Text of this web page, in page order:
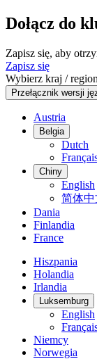
Dołącz do
Zapisz się, aby
Zapisz się
Wybierz kraj / region
Przełącznik wersji
Austria
Belgia
Dutch
Chiny
English
简体中
Dania
Finlandia
France
Hiszpania
Holandia
Irlandia
Luksemburg
English
Niemcy
Norwegia